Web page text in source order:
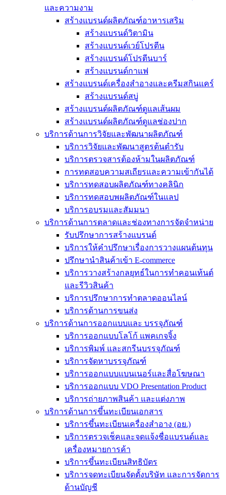
และความงาม
สร้างแบรนด์ผลิตภัณฑ์อาหารเสริม
สร้างแบรนด์วิตามิน
สร้างแบรนด์เวย์โปรตีน
สร้างแบรนด์โปรตีนบาร์
สร้างแบรนด์กาแฟ
สร้างแบรนด์เครื่องสำอางและครีมสกินแคร์
สร้างแบรนด์สบู่
สร้างแบรนด์ผลิตภัณฑ์ดูแลเส้นผม
สร้างแบรนด์ผลิตภัณฑ์ดูแลช่องปาก
บริการด้านการวิจัยและพัฒนาผลิตภัณฑ์
บริการวิจัยและพัฒนาสูตรต้นตำรับ
บริการตรวจสารต้องห้ามในผลิตภัณฑ์
การทดสอบความสเถียรและความเข้ากันได้
บริการทดสอบผลิตภัณฑ์ทางคลินิก
บริการทดสอบพผลิตภัณฑ์ในแลป
บริการอบรมและสัมมนา
บริการด้านการตลาดและช่องทางการจัดจำหน่าย
รับปรึกษาการสร้างแบรนด์
บริการให้คำปรึกษาเรื่องการวางแผนต้นทุน
ปรึกษานำสินค้าเข้า E-commerce
บริการวางสร้างกลยุทธ์ในการทำคอนเท้นต์
และรีวิวสินค้า
บริการปรึกษาการทำตลาดออนไลน์
บริการด้านการขนส่ง
บริการด้านการออกแบบและ บรรจุภัณฑ์
บริการออกแบบโลโก้ แพคเกจจิ้ง
บริการพิมพ์ และสกรีนบรรจุภัณฑ์
บริการจัดหาบรรจุภัณฑ์
บริการออกแบบแบนเนอร์และสื่อโฆษณา
บริการออกแบบ VDO Presentation Product
บริการถ่ายภาพสินค้า และแต่งภาพ
บริการด้านการขึ้นทะเบียนเอกสาร
บริการขึ้นทะเบียนเครื่องสำอาง (อย.)
บริการตรวจเช็คและจดแจ้งชื่อแบรนด์และ
เครื่องหมายการค้า
บริการขึ้นทะเบียนสิทธิบัตร
บริการจดทะเบียนจัดตั้งบริษัท และการจัดการ
ด้านบัญชี